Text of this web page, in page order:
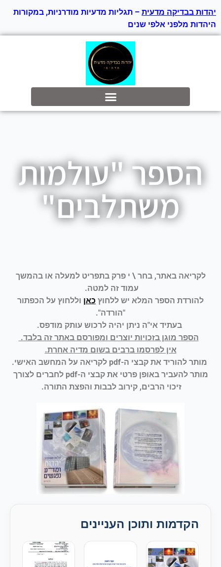
יהדות בבדיקה מדעית – תגליות מדעיות מודרניות, במקורות
היהדות מלפני אלפי שנים
בס״ד
הספר "עולמות
משתלבים"
לקריאה באתר, בחר \ י פרק בתפריט למעלה או בהמשך
עמוד זה למטה.
להורדת הספר המלא יש ללחוץ כאן וללחוץ על הכפתור
"הורדה".
בעתיד אי"ה ניתן יהיה לרכוש עותק מודפס.
הספר מוגן בזכויות יוצרים ומפורסם באתר זה בלבד.
אין לפרסמו ברבים בשום מדיה אחרת.
מותר להוריד את קבצי ה-pdf לקריאה על המחשב האישי.
מותר להעביר באופן פרטי את קבצי ה-pdf לחברים לצורך
זיכוי הרבים, קירוב לבבות והפצת התורה.
הקדמות ותוכן העניינים